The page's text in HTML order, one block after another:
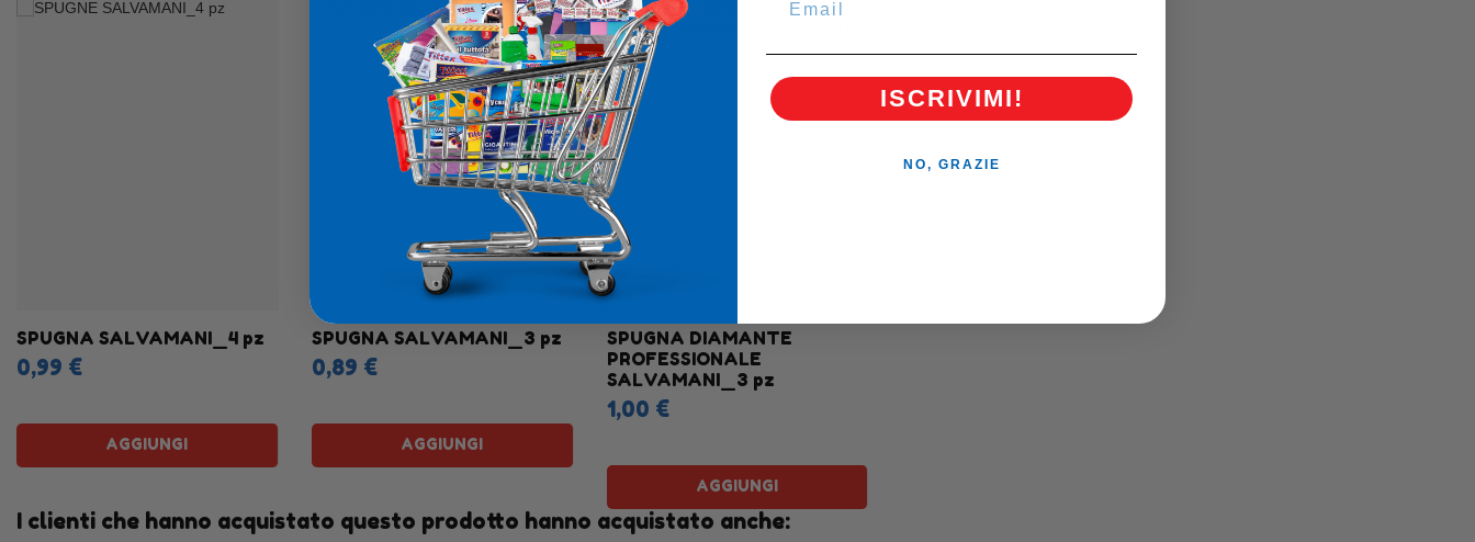
SPUGNA SALVAMANI_4 pz
0,99 €
AGGIUNGI
SPUGNA SALVAMANI_3 pz
0,89 €
AGGIUNGI
SPUGNA DIAMANTE
PROFESSIONALE
SALVAMANI_3 pz
1,00 €
AGGIUNGI
I clienti che hanno acquistato questo prodotto hanno acquistato anche:
ISCRIVIMI!
NO, GRAZIE